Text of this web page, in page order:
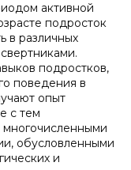
активной
подросток
в различных
подростков,
поведения в
опыт
с тем
многочисленными
обусловленными
и